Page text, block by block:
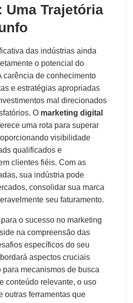
Uma Trajetória
das indústrias ainda
o potencial do
carência de conhecimento
e estratégias apropriadas
mal direcionados
O marketing digital
uma rota para superar
visibilidade
qualificados e
clientes fiéis. Com as
sua indústria pode
consolidar sua marca
seu faturamento.
o sucesso no marketing
na compreensão das
específicos do seu
aspectos cruciais
mecanismos de busca
conteúdo relevante, o uso
outras ferramentas que